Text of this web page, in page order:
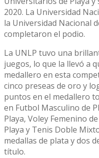
2020. La Universidad
la Universidad Nacional
completaron el podio.
La UNLP tuvo una
juegos, lo que la llevó a
medallero en esta
cinco preseas de oro y
puntos en el medallero
en Futbol Masculino de
Playa, Voley Femenino
Playa y Tenis Doble
medallas de plata y dos
título.